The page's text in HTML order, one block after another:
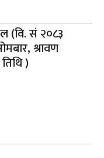
(वि. सं २०८३
श्रावण
)